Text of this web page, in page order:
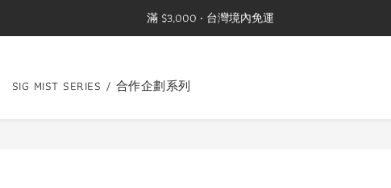
滿 $3,000 ‧ 台灣境內免運
SIG MIST SERIES / 合作企劃系列